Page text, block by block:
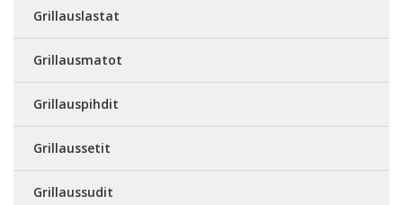
Grillauslastat
Grillausmatot
Grillauspihdit
Grillaussetit
Grillaussudit